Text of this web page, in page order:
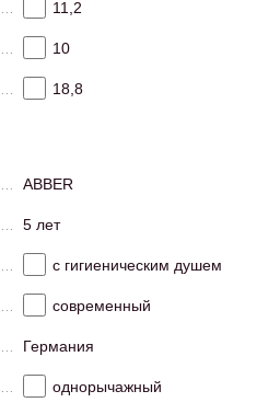
11,2
10
18,8
ABBER
5 лет
с гигиеническим душем
современный
Германия
однорычажный